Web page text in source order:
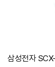
삼성전자